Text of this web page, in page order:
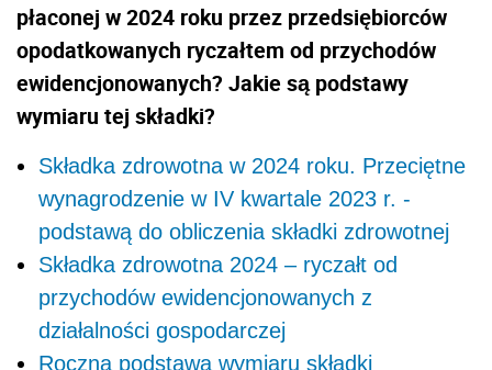
płaconej w 2024 roku przez przedsiębiorców
opodatkowanych ryczałtem od przychodów
ewidencjonowanych? Jakie są podstawy
wymiaru tej składki?
Składka zdrowotna w 2024 roku. Przeciętne
wynagrodzenie w IV kwartale 2023 r. -
podstawą do obliczenia składki zdrowotnej
Składka zdrowotna 2024 – ryczałt od
przychodów ewidencjonowanych z
działalności gospodarczej
Roczna podstawa wymiaru składki